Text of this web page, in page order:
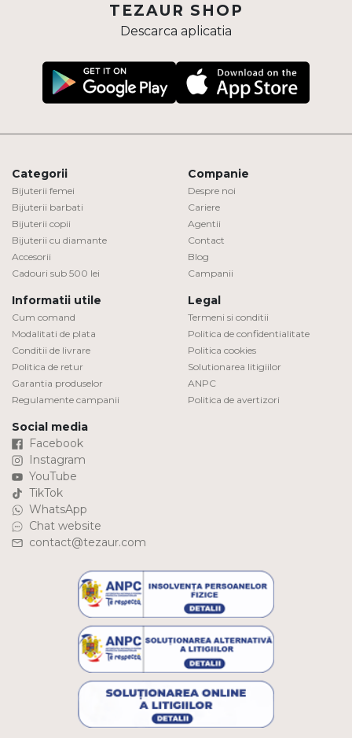
TEZAUR SHOP
Descarca aplicatia
Categorii
Bijuterii femei
Bijuterii barbati
Bijuterii copii
Bijuterii cu diamante
Accesorii
Cadouri sub 500 lei
Companie
Despre noi
Cariere
Agentii
Contact
Blog
Campanii
Informatii utile
Cum comand
Modalitati de plata
Conditii de livrare
Politica de retur
Garantia produselor
Regulamente campanii
Legal
Termeni si conditii
Politica de confidentialitate
Politica cookies
Solutionarea litigiilor
ANPC
Politica de avertizori
Social media
Facebook
Instagram
YouTube
TikTok
WhatsApp
Chat website
contact@tezaur.com